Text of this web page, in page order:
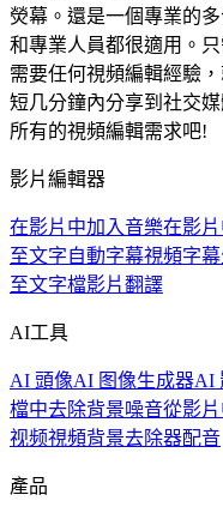
熒幕。還是一個專業的
和專業人員都很適用。
需要任何視頻編輯經驗
短几分鐘內分享到社交
所有的視頻編輯需求吧!
影片編輯器
在影片中加入音樂在影
至文字自動字幕視頻字
至文字檔影片翻譯
AI工具
AI 頭像AI 图像生成器AI
檔中去除背景噪音從影
视频視頻背景去除器配音
產品